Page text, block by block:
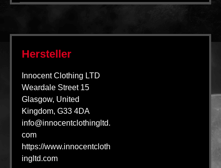
Hersteller
Innocent Clothing LTD
Weardale Street 15
Glasgow, United
Kingdom, G33 4DA
info@innocentclothingltd.
com
https://www.innocentcloth
ingltd.com